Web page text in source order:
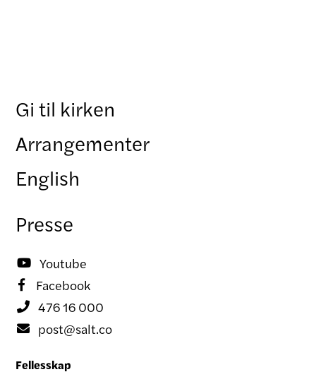
Gi til kirken
Arrangementer
English
Presse
 Youtube
 Facebook
 476 16 000
 post@salt.co
Fellesskap